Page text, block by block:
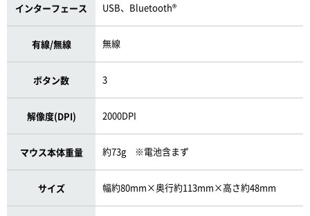
インターフェース USB、Bluetooth®
有線/無線 無線
ボタン数 3
解像度(DPI) 2000DPI
マウス本体重量 約73g ※電池含まず
サイズ 幅約80mm×奥行約113mm×高さ約48mm